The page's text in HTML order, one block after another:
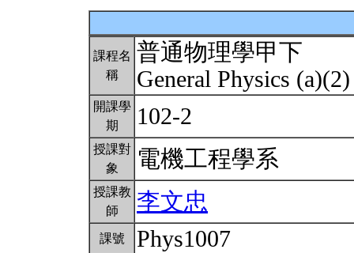
課程名
稱
普通物理學甲下
General Physics
開課學
期
102-2
授課對
象
電機工程學系
授課教
師
李文忠
課號 Phys1007